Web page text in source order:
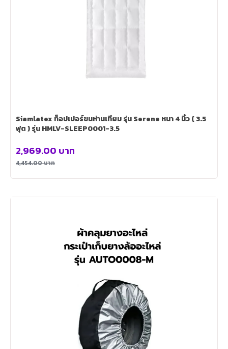
Siamlatex ท็อปเปอร์ขนห่านเทียม รุ่น Serene หนา 4 นิ้ว ( 3.5
ฟุต ) รุ่น HMLV-SLEEP0001-3.5
4,454.00บาท
2,969.00 บาท